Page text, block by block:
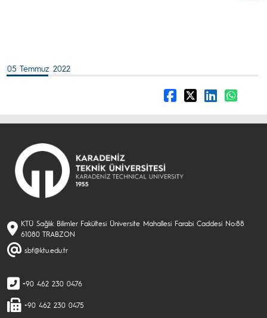
05 Temmuz 2022
KTÜ Sağlık Bilimler Fakültesi Üniversite Mahallesi Farabi Caddesi No:88
61080 TRABZON
sbf@ktu.edu.tr
+90 462 230 0476
+90 462 230 0475